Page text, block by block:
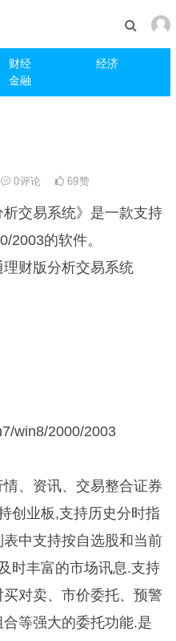
财经
经济
金融
0评论 69赞
析交易系统》是一款支持
2003的软件。
财版分析交易系统
win8/2000/2003
、资讯、交易整合证券
创业板,支持历史分时指
中支持按自选股和当前
时丰富的市场讯息.支持
对卖、市价委托、预警
等强大的委托功能.是